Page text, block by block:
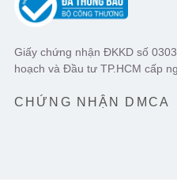
Giấy chứng nhận ĐKKD số
hoạch và Đầu tư TP.HCM cấp
CHỨNG NHẬN DMCA